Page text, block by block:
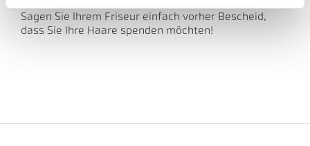
Sagen Sie Ihrem Friseur einfach vorher Bescheid,
dass Sie Ihre Haare spenden möchten!